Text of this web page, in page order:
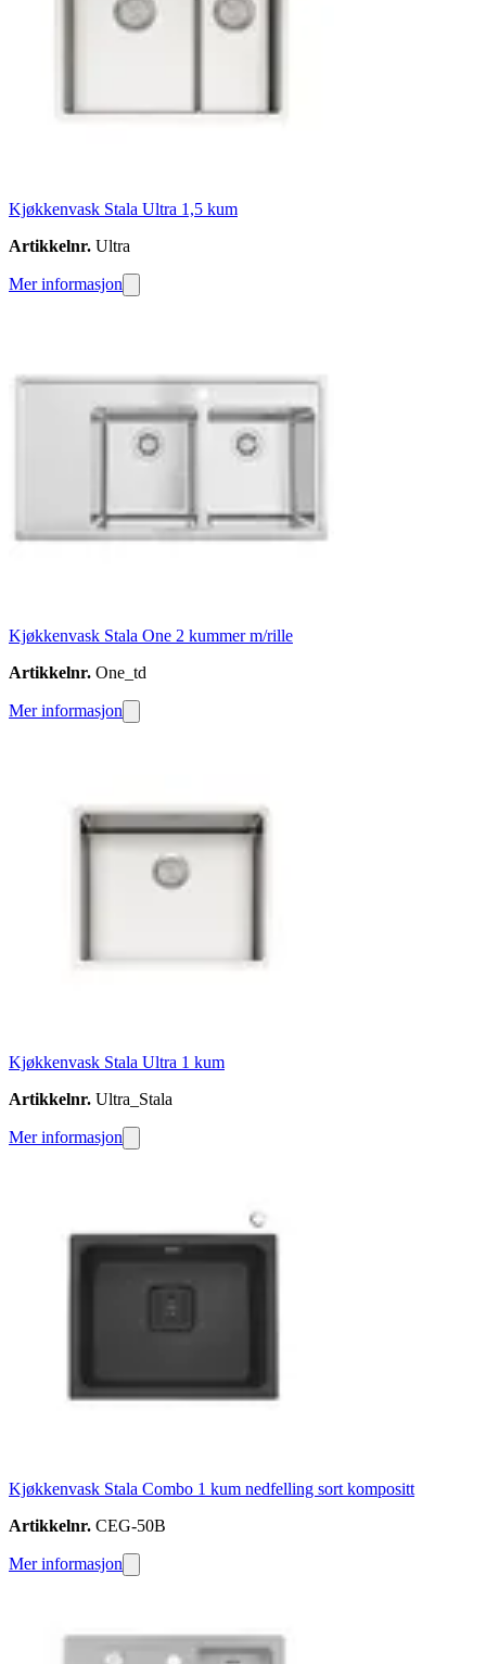
Kjøkkenvask Stala Ultra 1,5 kum
Artikkelnr. Ultra
Mer informasjon
Kjøkkenvask Stala One 2 kummer m/rille
Artikkelnr. One_td
Mer informasjon
Kjøkkenvask Stala Ultra 1 kum
Artikkelnr. Ultra_Stala
Mer informasjon
Kjøkkenvask Stala Combo 1 kum nedfelling sort kompositt
Artikkelnr. CEG-50B
Mer informasjon